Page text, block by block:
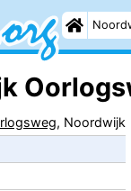
, Noordwijk